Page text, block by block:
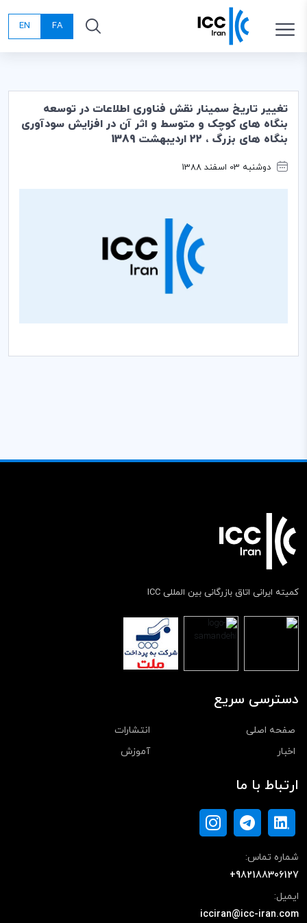
FA
EN
تغییر تاریخ سمینار نقش فناوری اطلاعات در توسعه
بنگاه های کوچک و متوسط و اثر آن در افزایش سودآوری
بنگاه های بزرگ ، 22 اردیبهشت 1389
دوشنبه 03 اسفند 1388
کمیته ایرانی اتاق بازرگانی بین المللی ICC
دسترسی سریع
صفحه اصلی
انتشارات
اخبار
آموزش
ارتباط با ما
شماره تماس:
+982188306127
ایمیل:
icciran@icc-iran.com